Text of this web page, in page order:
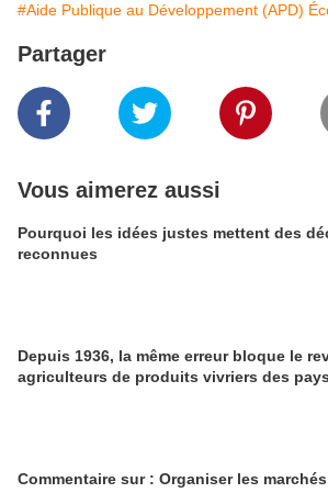
#Aide Publique au Développement (APD)
Partager
Vous aimerez aussi
Pourquoi les idées justes mettent des
reconnues
Depuis 1936, la même erreur bloque le
agriculteurs de produits vivriers des
Commentaire sur : Organiser les